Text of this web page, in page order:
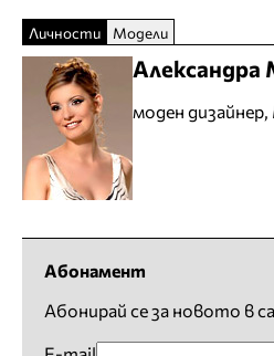
Личности Модели
Александра
моден
Абонамент
Абонирай се за новото в